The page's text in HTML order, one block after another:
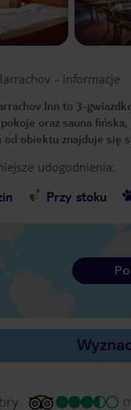
- informacje
Inn to 3-
oraz sauna
od obiektu znajduje się
udogodnienia:
Przy stoku